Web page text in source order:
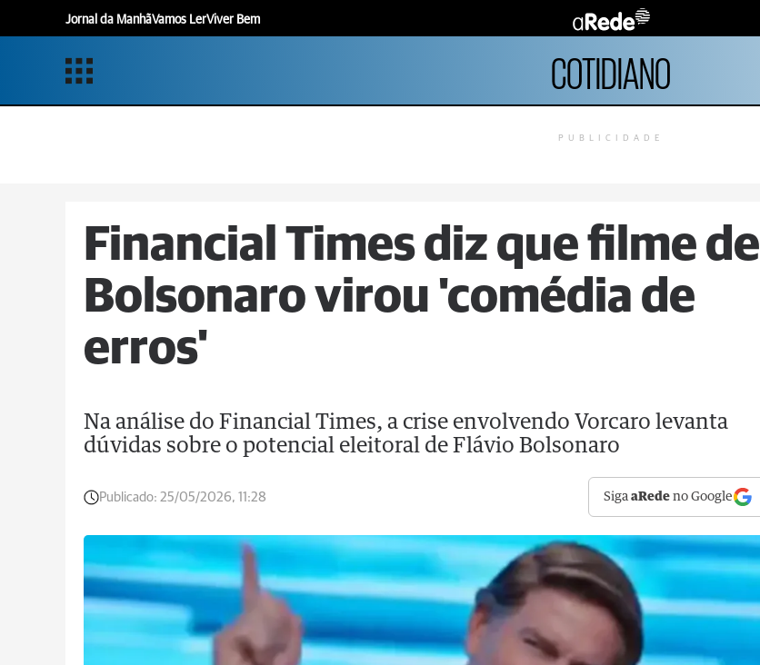
Jornal da ManhãVamos LerViver Bem
COTIDIANO
PUBLICIDADE
Financial Times diz que filme de
Bolsonaro virou 'comédia de
erros'
Na análise do Financial Times, a crise envolvendo Vorcaro levanta
dúvidas sobre o potencial eleitoral de Flávio Bolsonaro
Publicado: 25/05/2026, 11:28 SigaaRede no Google